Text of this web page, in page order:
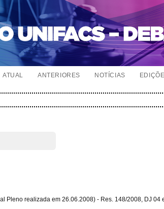
ATUAL ANTERIORES NOTÍCIAS
Pleno realizada em 26.06.2008) - Res. 148/2008, DJ 04